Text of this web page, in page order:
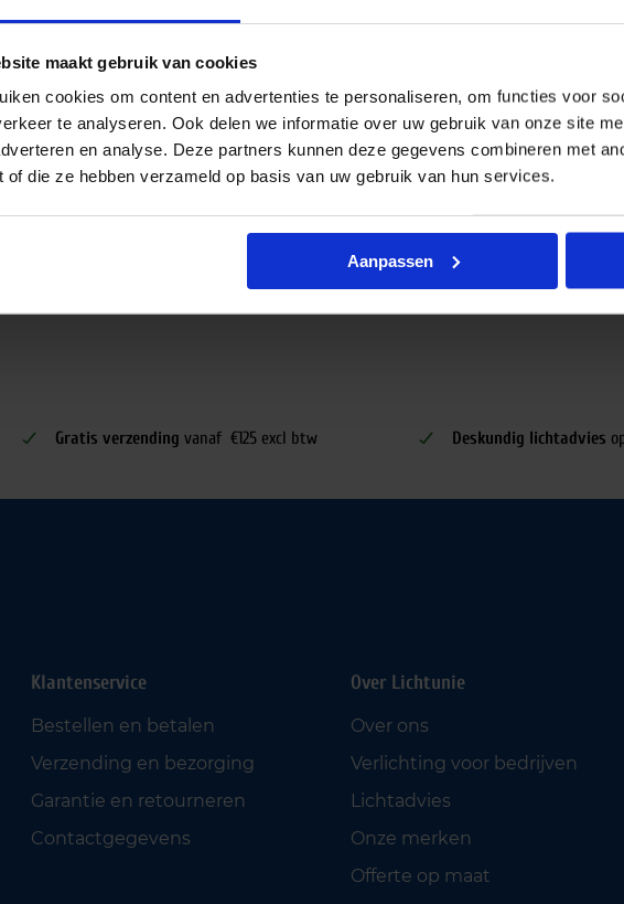
maakt gebruik van cookies
cookies om content en advertenties te personaliseren, om functies voor
te analyseren. Ook delen we informatie over uw gebruik van onze site
en analyse. Deze partners kunnen deze gegevens combineren met
of die ze hebben verzameld op basis van uw gebruik van hun services.
Aanpassen
Gratis verzending vanaf €125 excl btw Deskundig lichtadvies
Klantenservice
Bestellen en betalen
Verzending en bezorging
Garantie en retourneren
Contactgegevens
Over Lichtunie
Over ons
Verlichting voor bedrijven
Lichtadvies
Onze merken
Offerte op maat